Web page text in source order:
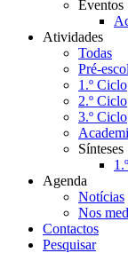
Eventos
Atividades
Todas
Pré-
1.º Ciclo
2.º Ciclo
3.º Ciclo
Sínteses
Agenda
Notícias
Nos
Contactos
Pesquisar